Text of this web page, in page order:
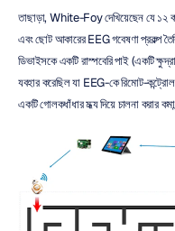
তাছাড়া, White-Foy দেখিয়েছেন যে ১২
এবং ছোট আকারের EEG গবেষণা প্রকল্প
ডিভাইসকে একটি রাস্পবেরি পাই (একটি
ব্যবহার করেছিল যা EEG-কে রিমোট-
একটি গোলকধাঁধার মধ্য দিয়ে চালনা করার